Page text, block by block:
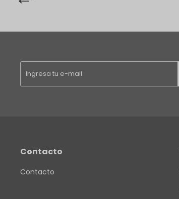
Contacto
Contacto